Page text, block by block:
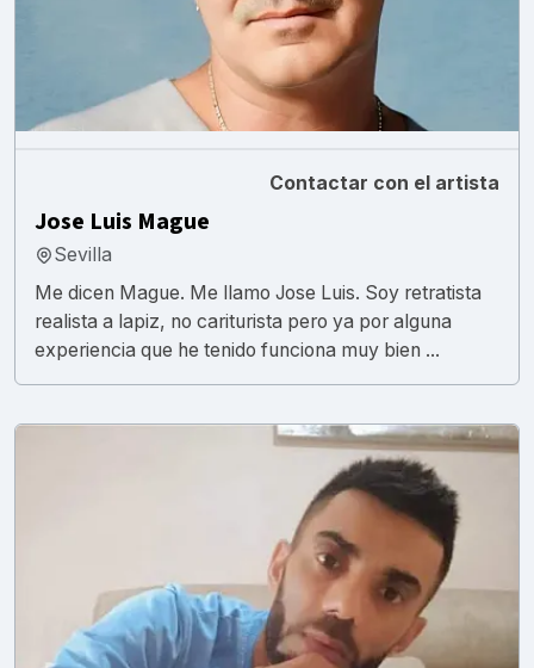
Contactar con el artista
Jose Luis Mague
Sevilla
Me dicen Mague. Me llamo Jose Luis. Soy retratista
realista a lapiz, no cariturista pero ya por alguna
experiencia que he tenido funciona muy bien ...